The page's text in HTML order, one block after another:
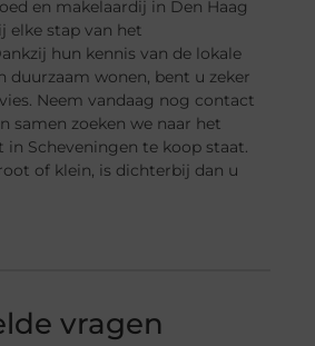
en makelaardij in Den Haag
elke stap van het
hun kennis van de lokale
duurzaam wonen, bent u zeker
Neem vandaag nog contact
samen zoeken we naar het
in Scheveningen te koop staat.
of klein, is dichterbij dan u
vragen